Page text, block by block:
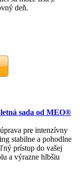
deň.
sada od MEO®
pre intenzívny
stabilne a pohodlne
prístup do vašej
a výrazne hlbšiu